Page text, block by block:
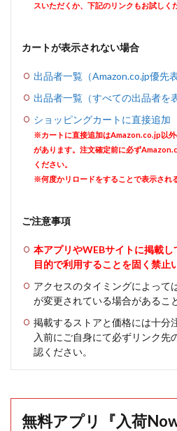
スいただくか、下記のリンクもお試しく
カートが表示されない場合
出品者一覧（Amazon.co.jp優先表
出品者一覧（すべての出品者を
ショッピングカートに直接追加
※カートに直接追加はAmazon.co.jp以
があります。注文確定前に必ず
ください。
※何度かリロードをすることで表示され
ご注意事項
本アプリやWEBサイトに掲載
目的で利用することを固く禁止
アクセスのタイミングによって
が変更されている場合があるこ
掲載するストアと価格には十分
入前にご自身にて必ずリンク先
認ください。
無料アプリ『入荷